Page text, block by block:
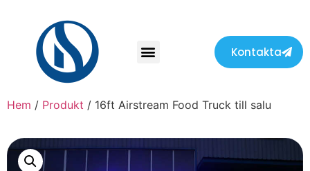
Kontakta
Hem / Produkt / 16ft Airstream Food Truck till salu